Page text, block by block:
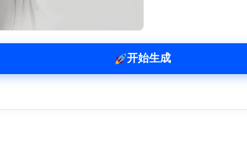
开始生成